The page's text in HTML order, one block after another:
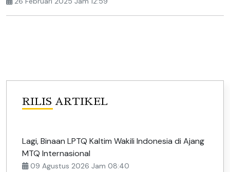
RILIS ARTIKEL
Lagi, Binaan LPTQ Kaltim Wakili Indonesia di Ajang
MTQ Internasional
09 Agustus 2026 Jam 08:40